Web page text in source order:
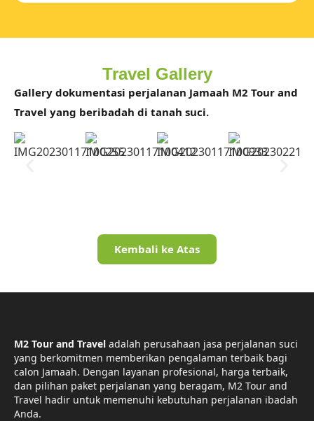
Travel Gallery
Gallery dokumentasi perjalanan Jamaah M2 Tour and
Travel yang beribadah di tanah suci.
Kembali ke Atas
M2 Tour and Travel adalah perusahaan jasa perjalanan suci
yang berkomitmen memberikan pengalaman terbaik bagi
calon Jamaah. Dengan layanan profesional, harga terbaik,
dan pilihan paket perjalanan yang beragam, M2 Tour and
Travel hadir untuk memenuhi kebutuhan perjalanan ibadah
Anda.